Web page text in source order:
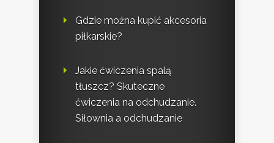
Gdzie można kupić akcesoria
piłkarskie?
Jakie ćwiczenia spalą
tłuszcz? Skuteczne
ćwiczenia na odchudzanie.
Siłownia a odchudzanie